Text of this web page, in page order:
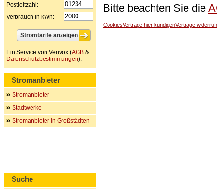
Bitte beachten Sie die
CookiesVerträge hier kündigenVerträge
Postleitzahl:
Verbrauch in kWh:
Ein Service von Verivox (AGB &
Datenschutzbestimmungen).
Stromanbieter
Stromanbieter
Stadtwerke
Stromanbieter in Großstädten
Suche